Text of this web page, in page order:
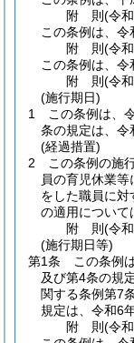
附 則(令
この条例は、令
附 則(令
この条例は、令
附 則(令
(施行期日)
1
この条例は、
条の規定は、令
(経過措置)
2
この条例の施
員の育児休業
をした職員に対
の適用について
附 則(令
(施行期日等)
第1条
この条例
及び第4条の規
関する条例第7
規定は、令和6
附 則(令